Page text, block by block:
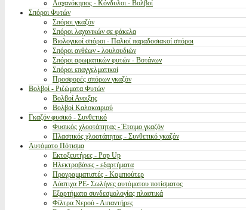
Λαχανόκηπος - Κόνδυλοι - Βολβοί
Σπόροι Φυτών
Σπόροι γκαζόν
Σπόροι λαχανικών σε φάκελα
Βιολογικοί σπόροι - Παλιοί παραδοσιακοί σπόροι
Σπόροι ανθέων - λουλουδιών
Σπόροι αρωματικών φυτών - Βοτάνων
Σπόροι επαγγελματικοί
Προσφορές σπόρων γκαζόν
Βολβοί - Ριζώματα Φυτών
Βολβοί Ανοιξης
Βολβοί Καλοκαιριού
Γκαζόν φυσικό - Συνθετικό
Φυσικός χλοοτάπητας - Έτοιμο γκαζόν
Πλαστικός χλοοτάπητας - Συνθετικό γκαζόν
Αυτόματο Πότισμα
Εκτοξευτήρες - Pop Up
Ηλεκτροβάνες - εξαρτήματα
Προγραμματιστές - Κομπιούτερ
Λάστιχα PE- Σωλήνες αυτόματου ποτίσματος
Εξαρτήματα συνδεσμολογίας πλαστικά
Φίλτρα Νερού - Λιπαντήρες